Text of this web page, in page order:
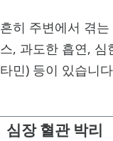
흔히 주변에서 겪
스, 과도한 흡연, 심
타민) 등이 있습니
심장 혈관 박리